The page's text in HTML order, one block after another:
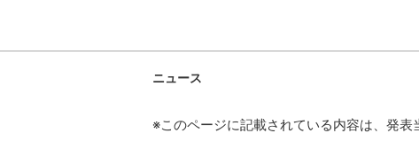
ニュース
※このページに記載されている内容は、発表